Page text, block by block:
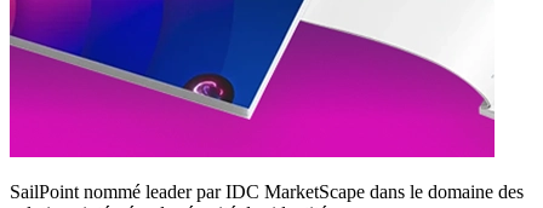
SailPoint nommé leader par IDC MarketScape dans le domaine des